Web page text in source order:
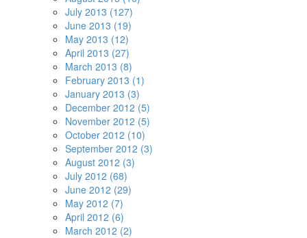
July 2013 (127)
June 2013 (19)
May 2013 (12)
April 2013 (27)
March 2013 (8)
February 2013 (1)
January 2013 (3)
December 2012 (5)
November 2012 (5)
October 2012 (10)
September 2012 (3)
August 2012 (3)
July 2012 (68)
June 2012 (29)
May 2012 (7)
April 2012 (6)
March 2012 (2)